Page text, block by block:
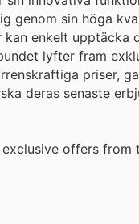
genom sin höga
enkelt upptäcka
lyfter fram
priser,
deras senaste
offers from